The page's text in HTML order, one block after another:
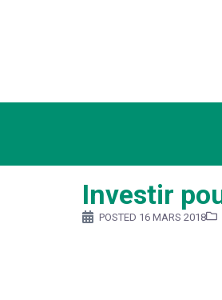
Investir
POSTED 16 MARS 2018